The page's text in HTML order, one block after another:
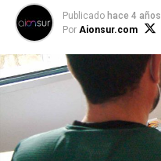
Publicado hace 4 años
Por Aionsur.com